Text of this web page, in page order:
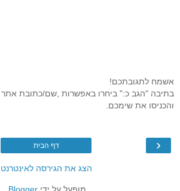
אשמח לתגובתכם!
בתיבה "הגב כ:" ביחרו באפשרות ,שם/כתובת אתר
והכניסו את שימכם.
‹ דף הבית
הצג את הגירסה לאינטרנט